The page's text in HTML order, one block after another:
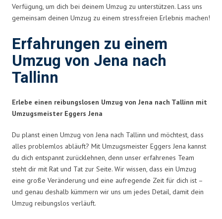
Verfügung, um dich bei deinem Umzug zu unterstützen. Lass uns
gemeinsam deinen Umzug zu einem stressfreien Erlebnis machen!
Erfahrungen zu einem
Umzug von Jena nach
Tallinn
Erlebe einen reibungslosen Umzug von Jena nach Tallinn mit
Umzugsmeister Eggers Jena
Du planst einen Umzug von Jena nach Tallinn und möchtest, dass
alles problemlos abläuft? Mit Umzugsmeister Eggers Jena kannst
du dich entspannt zurücklehnen, denn unser erfahrenes Team
steht dir mit Rat und Tat zur Seite. Wir wissen, dass ein Umzug
eine große Veränderung und eine aufregende Zeit für dich ist –
und genau deshalb kümmern wir uns um jedes Detail, damit dein
Umzug reibungslos verläuft.